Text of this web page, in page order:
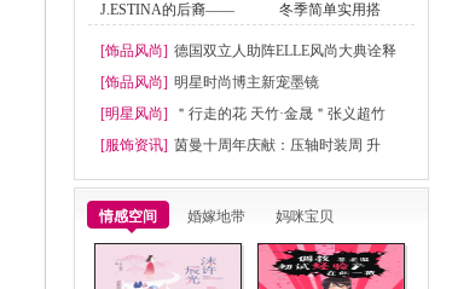
J.ESTINA的后裔—— 冬季简单实用搭
[饰品风尚] 德国双立人助阵ELLE风尚大典诠释
[饰品风尚] 明星时尚博主新宠墨镜
[明星风尚]
＂行走的花 天竹·金晟＂张义超竹
[服饰资讯] 茵曼十周年庆献：压轴时装周 升
情感空间 婚嫁地带 妈咪宝贝